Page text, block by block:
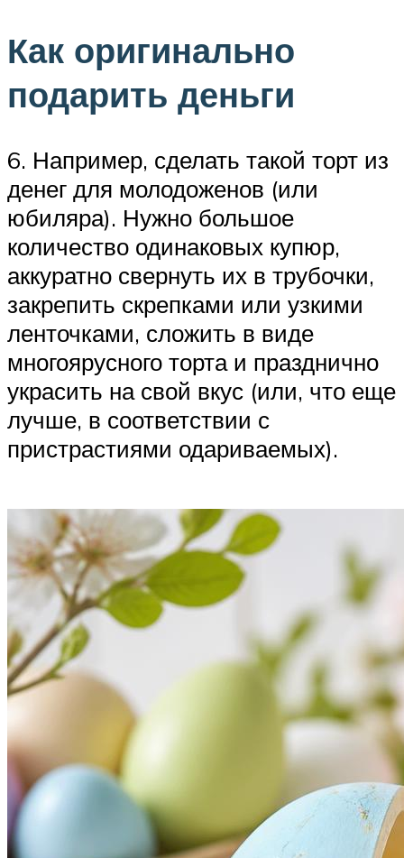
Как оригинально
подарить деньги
6. Например, сделать такой торт из
денег для молодоженов (или
юбиляра). Нужно большое
количество одинаковых купюр,
аккуратно свернуть их в трубочки,
закрепить скрепками или узкими
ленточками, сложить в виде
многоярусного торта и празднично
украсить на свой вкус (или, что еще
лучше, в соответствии с
пристрастиями одариваемых).